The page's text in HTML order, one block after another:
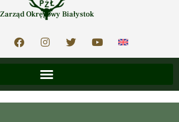
Zarząd Okręgowy Białystok